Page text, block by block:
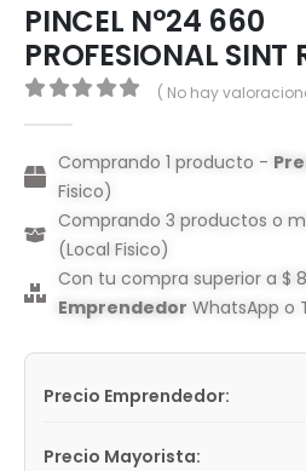
PINCEL N°24 660
PROFESIONAL SINT
( No hay
Comprando 1 producto -
Fisico)
Comprando 3 productos o
(Local Fisico)
Con tu compra superior a $
Emprendedor WhatsApp o
Precio Emprendedor:
Precio Mayorista: